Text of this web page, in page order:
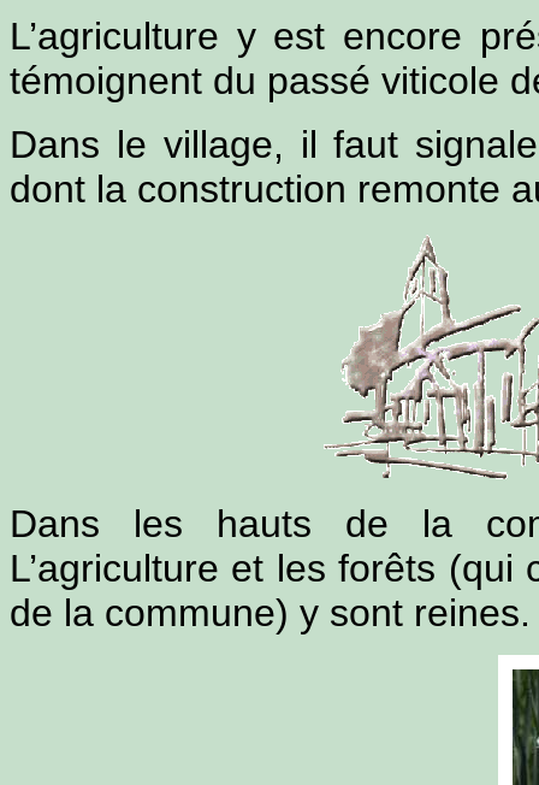
L’agriculture y est encore
témoignent du passé viticole
Dans le village, il faut
dont la construction remonte
Dans les hauts de la
L’agriculture et les forêts
de la commune) y sont reines.